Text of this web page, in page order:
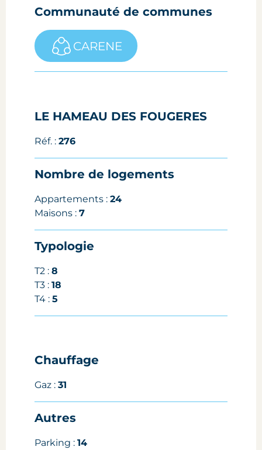
Communauté de communes
CARENE
LE HAMEAU DES FOUGERES
Réf. :276
Nombre de logements
Appartements :24
Maisons :7
Typologie
T2 :8
T3 :18
T4 :5
Chauffage
Gaz :31
Autres
Parking :14